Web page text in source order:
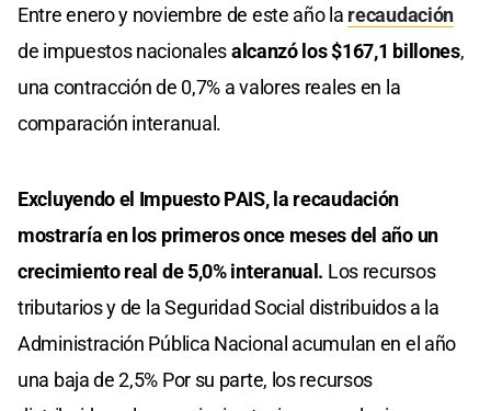
Entre enero y noviembre de este año la recaudación
de impuestos nacionalesalcanzó los $167,1 billones,
una contracción de 0,7% a valores reales en la
comparación interanual.
Excluyendo el Impuesto PAIS, la recaudación
mostraría en los primeros once meses del año un
crecimiento real de 5,0% interanual. Los recursos
tributarios y de la Seguridad Social distribuidos a la
Administración Pública Nacional acumulan en el año
una baja de 2,5% Por su parte, los recursos